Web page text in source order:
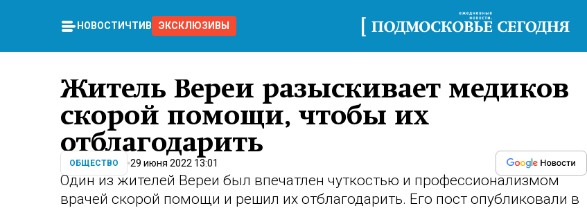
НОВОСТИ ЧТИВО ЭКСКЛЮЗИВЫ
Житель Вереи разыскивает медиков
скорой помощи, чтобы их
отблагодарить
ОБЩЕСТВО 29 июня 2022 13:01
Один из жителей Вереи был впечатлен чуткостью и профессионализмом
врачей скорой помощи и решил их отблагодарить. Его пост опубликовали в